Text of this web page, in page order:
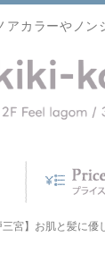
カラーやノ
宮】お肌と髪に優